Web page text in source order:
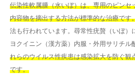
伝染性軟属腫（水いぼ）は、専用のピンセ
内容物を摘出する方法が標準的な治療です
法も行われています。尋常性疣贅（いぼ）
ヨクイニン（漢方薬）内服・外用サリチル
れらのウイルス性疾患は感染拡大を防ぐ観
です。